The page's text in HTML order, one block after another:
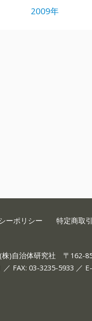
2009年
ーポリシー 特定商取
株)自治体研究社 〒162-
／ FAX: 03-3235-5933 ／